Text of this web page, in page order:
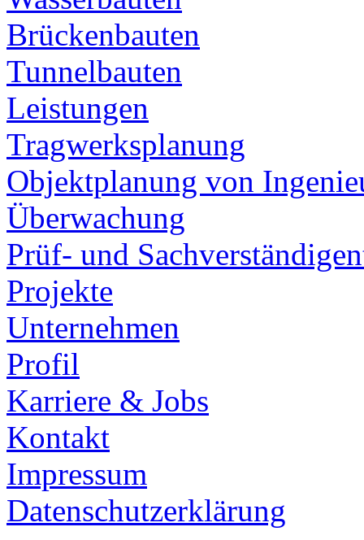
Brückenbauten
Tunnelbauten
Leistungen
Tragwerksplanung
Objektplanung von
Überwachung
Prüf- und
Projekte
Unternehmen
Profil
Karriere & Jobs
Kontakt
Impressum
Datenschutzerklärung